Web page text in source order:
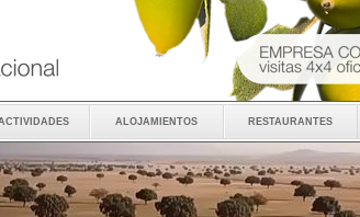
alojamientos restaurantes